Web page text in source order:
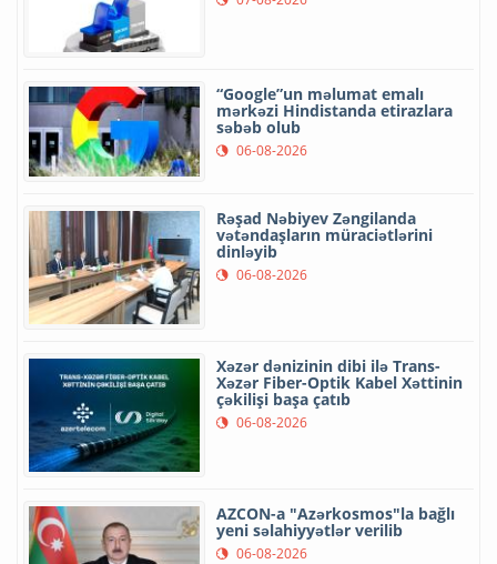
“Google”un məlumat emalı
mərkəzi Hindistanda etirazlara
səbəb olub
06-08-2026
Rəşad Nəbiyev Zəngilanda
vətəndaşların müraciətlərini
dinləyib
06-08-2026
Xəzər dənizinin dibi ilə Trans-
Xəzər Fiber-Optik Kabel Xəttinin
çəkilişi başa çatıb
06-08-2026
AZCON-a "Azərkosmos"la bağlı
yeni səlahiyyətlər verilib
06-08-2026